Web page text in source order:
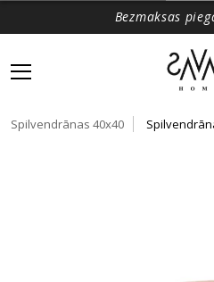
Bezmaksas
Spilvendrānas 40x40